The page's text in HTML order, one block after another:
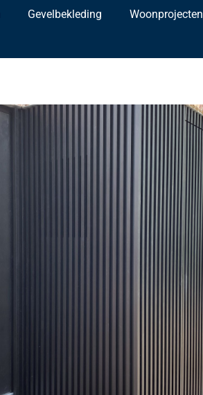
Gevelbekleding Woonprojecten